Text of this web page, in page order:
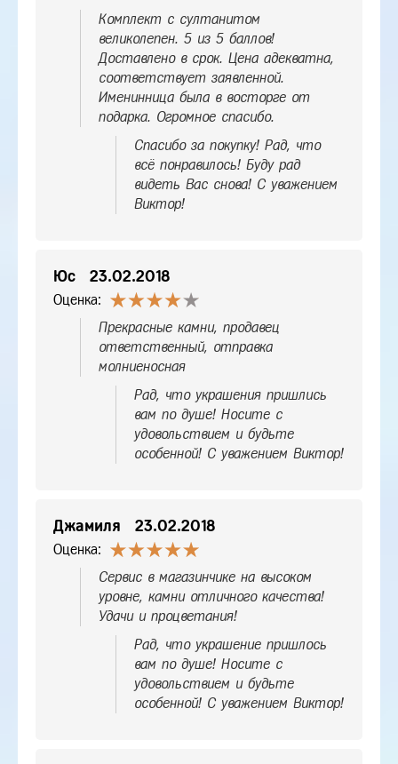
Комплект с султанитом
великолепен. 5 из 5 баллов!
Доставлено в срок. Цена адекватна,
соответствует заявленной.
Именинница была в восторге от
подарка. Огромное спасибо.
Спасибо за покупку! Рад, что
всё понравилось! Буду рад
видеть Вас снова! С уважением
Виктор!
Юс 23.02.2018
Оценка:
Прекрасные камни, продавец
ответственный, отправка
молниеносная
Рад, что украшения пришлись
вам по душе! Носите с
удовольствием и будьте
особенной! С уважением Виктор!
Джамиля 23.02.2018
Оценка:
Сервис в магазинчике на высоком
уровне, камни отличного качества!
Удачи и процветания!
Рад, что украшение пришлось
вам по душе! Носите с
удовольствием и будьте
особенной! С уважением Виктор!